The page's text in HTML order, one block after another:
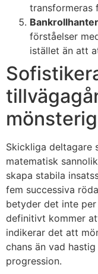
escort
giriş
giriş
transformeras
förståelser
istället än att
Skickliga deltagare
matematisk
skapa stabila
fem successiva
betyder det inte
definitivt kommer
indikerar det att
chans än vad
progression.